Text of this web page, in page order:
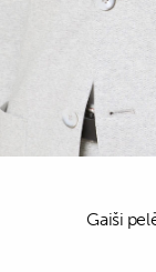
Gaiši